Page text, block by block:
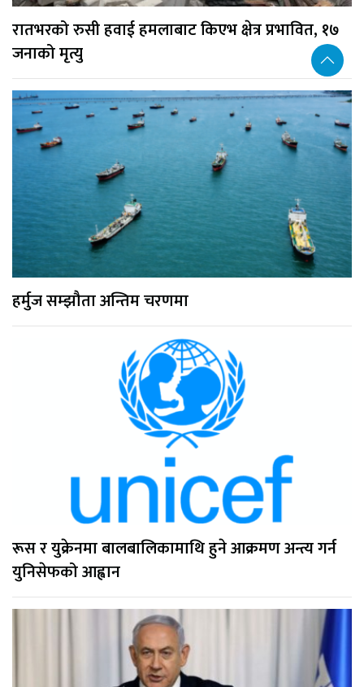
रातभरको रुसी हवाई हमलाबाट किएभ क्षेत्र प्रभावित, १७
जनाको मृत्यु
हर्मुज सम्झौता अन्तिम चरणमा
रूस र युक्रेनमा बालबालिकामाथि हुने आक्रमण अन्त्य गर्न
युनिसेफको आह्वान